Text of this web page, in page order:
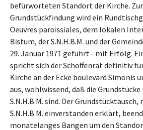
befürworteten Standort der Kirche.
Grundstückfindung wird ein
Oeuvres paroissiales, dem lokalen
Bistum, der S.N.H.B.M. und der
29. Januar 1971 geführt - mit Erfolg.
spricht sich der Schöffenrat definitiv
Kirche an der Ecke boulevard Simonis
aus, wohlwissend, daß die
S.N.H.B.M. sind. Der Grundstücktausch,
S.N.H.B.M. einverstanden erklärt,
monatelanges Bangen um den